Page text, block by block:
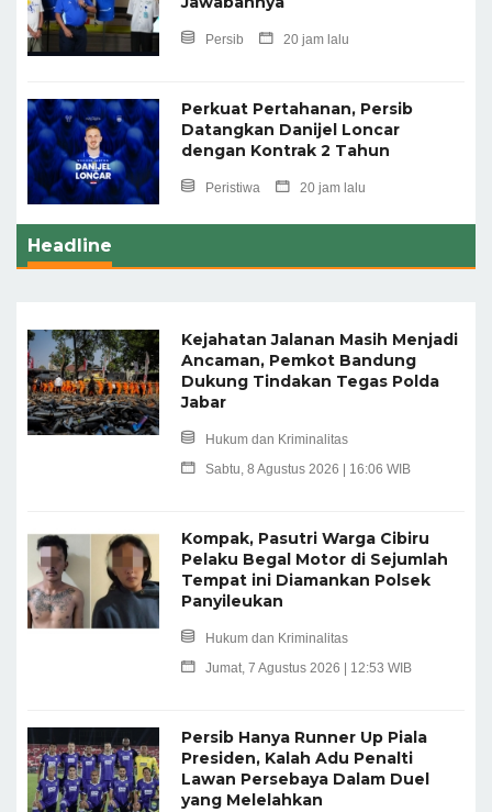
Persib 20 jam lalu
Perkuat Pertahanan, Persib
Datangkan Danijel Loncar
dengan Kontrak 2 Tahun
Peristiwa 20 jam lalu
Headline
Kejahatan Jalanan Masih Menjadi
Ancaman, Pemkot Bandung
Dukung Tindakan Tegas Polda
Jabar
Hukum dan Kriminalitas
Sabtu, 8 Agustus 2026 | 16:06 WIB
Kompak, Pasutri Warga Cibiru
Pelaku Begal Motor di Sejumlah
Tempat ini Diamankan Polsek
Panyileukan
Hukum dan Kriminalitas
Jumat, 7 Agustus 2026 | 12:53 WIB
Persib Hanya Runner Up Piala
Presiden, Kalah Adu Penalti
Lawan Persebaya Dalam Duel
yang Melelahkan